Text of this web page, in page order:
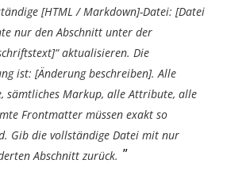
[HTML / Markdown]-Datei: [Datei
nur den Abschnitt unter der
aktualisieren. Die
ist: [Änderung beschreiben]. Alle
sämtliches Markup, alle Attribute, alle
Frontmatter müssen exakt so
Gib die vollständige Datei mit nur
Abschnitt zurück.